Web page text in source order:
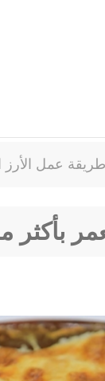
طريقة عمل الأرز